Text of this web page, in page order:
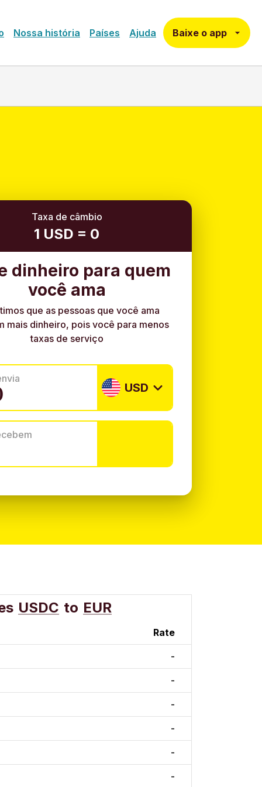
Nossa história Países Ajuda Baixe o app
Taxa de câmbio
1 USD = 0
dinheiro para quem
você ama
que as pessoas que você ama
mais dinheiro, pois você para menos
taxas de serviço
USD
USDC to EUR
Rate
-
-
-
-
-
-